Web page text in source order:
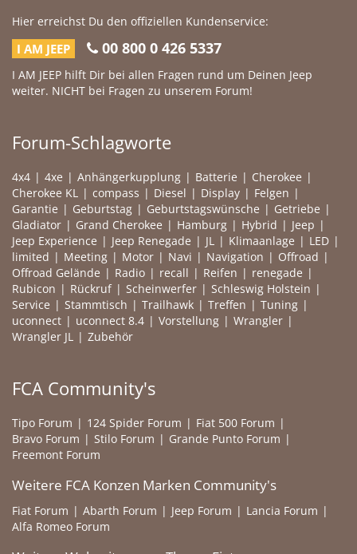
Hier erreichst Du den offiziellen Kundenservice:
I AM JEEP 00 800 0 426 5337
I AM JEEP hilft Dir bei allen Fragen rund um Deinen Jeep
weiter. NICHT bei Fragen zu unserem Forum!
Forum-Schlagworte
4x4 4xe Anhängerkupplung Batterie
Cherokee
Cherokee KL
compass Diesel Display
Felgen
Garantie
Geburtstag Geburtstagswünsche
Getriebe
Gladiator
Grand Cherokee Hamburg Hybrid
Jeep
Jeep Experience
Jeep Renegade JL Klimaanlage
LED
limited
Meeting Motor Navi Navigation
Offroad
Offroad Gelände
Radio recall Reifen
renegade
Rubicon
Rückruf Scheinwerfer
Schleswig Holstein
Service
Stammtisch Trailhawk Treffen
Tuning
uconnect
uconnect 8.4 Vorstellung
Wrangler
Wrangler JL
Zubehör
FCA Community's
Tipo Forum 124 Spider Forum
Fiat 500 Forum
Bravo Forum
Stilo Forum
Grande Punto Forum
Freemont Forum
Weitere FCA Konzen Marken Community's
Fiat Forum Abarth Forum Jeep Forum
Lancia Forum
Alfa Romeo Forum